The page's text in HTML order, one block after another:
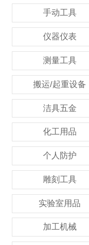
手动工具
仪器仪表
测量工具
搬运/起重设备
洁具五金
化工用品
个人防护
雕刻工具
实验室用品
加工机械